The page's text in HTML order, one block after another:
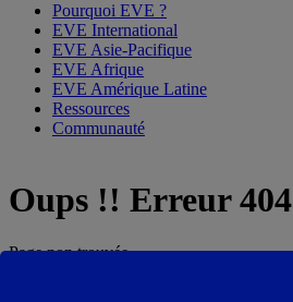
Pourquoi EVE ?
EVE International
EVE Asie-Pacifique
EVE Afrique
EVE Amérique Latine
Ressources
Communauté
Oups !! Erreur 404
Page non trouvée